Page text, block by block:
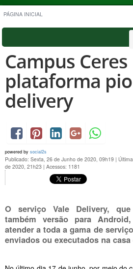
PÁGINA INICIAL
Campus
plataforma
delivery
powered by social2s
Publicado: Sexta, 26 de Junho de 2020, 09h19 |
de 2020, 21h23 | Acessos: 1181
O serviço Vale Delivery,
também versão para
atender a toda a gama de
enviados ou executados na